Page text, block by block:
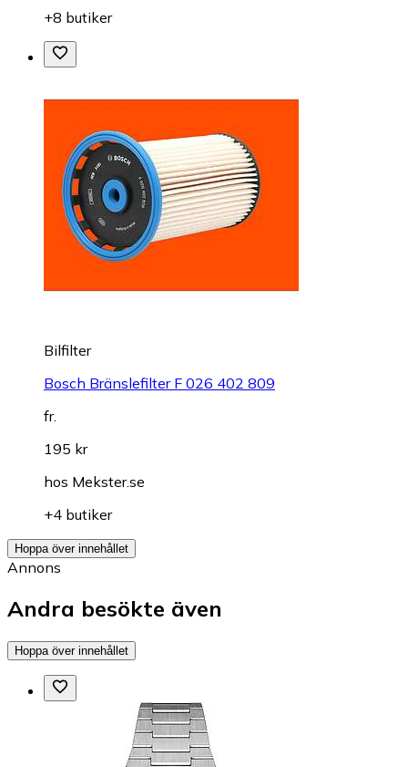
+8 butiker
Bilfilter
Bosch Bränslefilter F 026 402 809
fr.
195 kr
hos Mekster.se
+4 butiker
Hoppa över innehållet
Annons
Andra besökte även
Hoppa över innehållet